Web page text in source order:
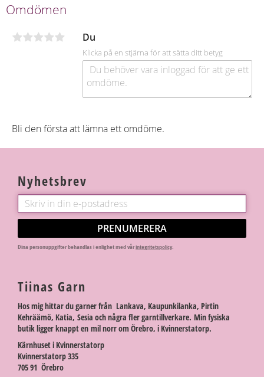
b
o
k
Omdömen
Du
Klicka på en stjärna för att sätta ditt betyg
Bli den första att lämna ett omdöme.
Nyhetsbrev
PRENUMERERA
Dina personuppgifter behandlas i enlighet med vårintegritetspolicy.
Tiinas Garn
Hos mig hittar du garner från Lankava, Kaupunkilanka, Pirtin
Kehräämö, Katia, Sesia och några fler garntillverkare. Min fysiska
butik ligger knappt en mil norr om Örebro, i Kvinnerstatorp.
Kärnhuset i Kvinnerstatorp
Kvinnerstatorp 335
705 91 Örebro